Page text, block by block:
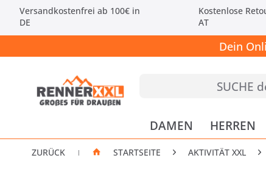
Versandkostenfrei ab 100€ in
DE
Kostenlose
AT
Dein
DAMEN HERREN
ZURÜCK | STARTSEITE AKTIVITÄT XXL